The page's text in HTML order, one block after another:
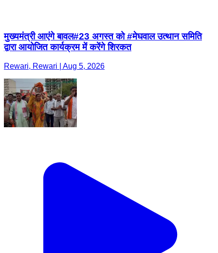
मुख्यमंत्री आएंगे बावल#23 अगस्त को #मेघवाल उत्थान समिति
द्वारा आयोजित कार्यक्रम में करेंगे शिरकत
Rewari, Rewari | Aug 5, 2026